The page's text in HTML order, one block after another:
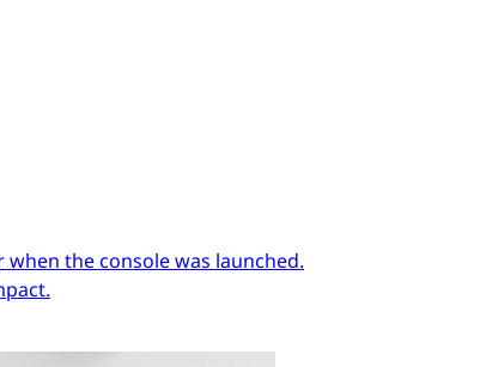
the console was launched.